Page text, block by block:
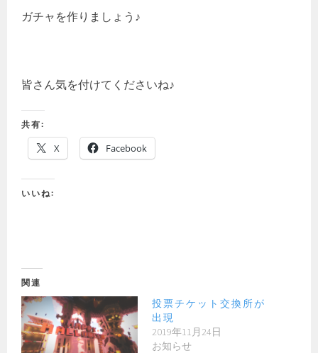
ガチャを作りましょう♪
皆さん気を付けてくださいね♪
共有:
X Facebook
いいね:
関連
投票チケット交換所が
出現
2019年11月24日
お知らせ